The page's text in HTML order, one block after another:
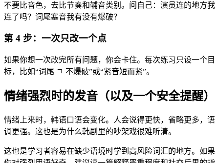
不要比音色，去比节奏和辅音类别。问自己：演员连的地方我
连了吗？词尾塞音我有没有爆破？
第 4 步：一次只改一个点
如果你想一次改完所有问题，你会卡住。每次练习只设一个目
标，比如“词尾 ㄱ 不爆破”或“紧音短而紧”。
情绪强烈时的发音（以及一个安全提醒）
情绪上来时，韩语口语会变化。人会说得更快，省略更多，语
调更强。这也是为什么韩剧里的吵架戏很难听清。
这也是学习者容易在缺少语境时学到高风险词汇的地方。如果